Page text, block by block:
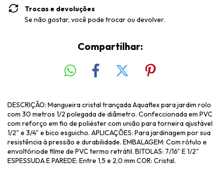
Trocas e devoluções
Se não gostar, você pode trocar ou devolver.
Compartilhar:
DESCRIÇÃO: Mangueira cristal trançada Aquaflex para jardim rolo
com 30 metros 1/2 polegada de diâmetro. Confeccionada em PVC
com reforço em fio de poliéster com união para torneira ajustável
1/2" e 3/4" e bico esguicho. APLICAÇÕES: Para jardinagem por sua
resistência à pressão e durabilidade. EMBALAGEM: Com rótulo e
envoltóriode filme de PVC termo retrátil. BITOLAS: 7/16" E 1/2"
ESPESSUDA E PAREDE: Entre 1,5 e 2,0 mm COR: Cristal.